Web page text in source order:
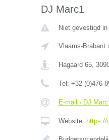
DJ Marc1
Niet gevestigd
Vlaams-Brabant
Hagaard 65,
Tel: +32 (0)476
E-mail › DJ
Website: https://